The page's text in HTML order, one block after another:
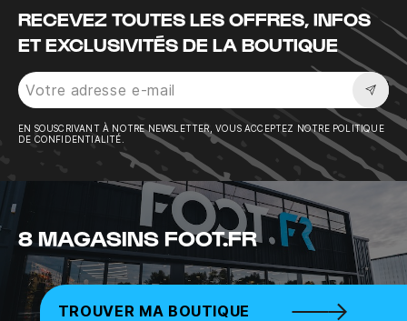
RECEVEZ TOUTES LES OFFRES, INFOS
ET EXCLUSIVITÉS DE LA BOUTIQUE
EN SOUSCRIVANT À NOTRE NEWSLETTER, VOUS ACCEPTEZ NOTRE POLITIQUE
DE CONFIDENTIALITÉ.
8 MAGASINS FOOT.FR
TROUVER MA BOUTIQUE